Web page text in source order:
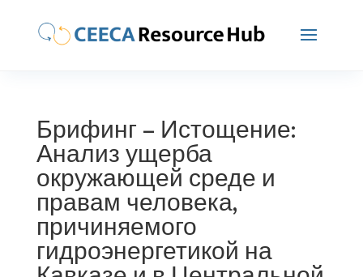
Брифинг – Истощение:
Анализ ущерба
окружающей среде и
правам человека,
причиняемого
гидроэнергетикой на